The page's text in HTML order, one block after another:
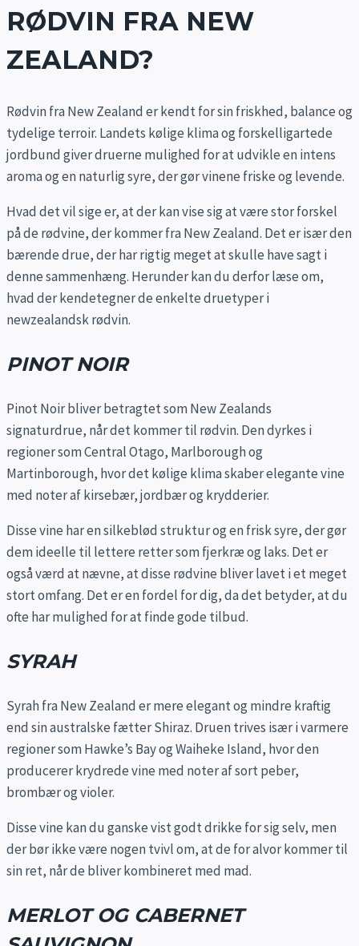
RØDVIN FRA NEW
ZEALAND?
Rødvin fra New Zealand er kendt for sin friskhed, balance og
tydelige terroir. Landets kølige klima og forskelligartede
jordbund giver druerne mulighed for at udvikle en intens
aroma og en naturlig syre, der gør vinene friske og levende.
Hvad det vil sige er, at der kan vise sig at være stor forskel
på de rødvine, der kommer fra New Zealand. Det er især den
bærende drue, der har rigtig meget at skulle have sagt i
denne sammenhæng. Herunder kan du derfor læse om,
hvad der kendetegner de enkelte druetyper i
newzealandsk rødvin.
PINOT NOIR
Pinot Noir bliver betragtet som New Zealands
signaturdrue, når det kommer til rødvin. Den dyrkes i
regioner som Central Otago, Marlborough og
Martinborough, hvor det kølige klima skaber elegante vine
med noter af kirsebær, jordbær og krydderier.
Disse vine har en silkeblød struktur og en frisk syre, der gør
dem ideelle til lettere retter som fjerkræ og laks. Det er
også værd at nævne, at disse rødvine bliver lavet i et meget
stort omfang. Det er en fordel for dig, da det betyder, at du
ofte har mulighed for at finde gode tilbud.
SYRAH
Syrah fra New Zealand er mere elegant og mindre kraftig
end sin australske fætter Shiraz. Druen trives især i varmere
regioner som Hawke’s Bay og Waiheke Island, hvor den
producerer krydrede vine med noter af sort peber,
brombær og violer.
Disse vine kan du ganske vist godt drikke for sig selv, men
der bør ikke være nogen tvivl om, at de for alvor kommer til
sin ret, når de bliver kombineret med mad.
MERLOT OG CABERNET